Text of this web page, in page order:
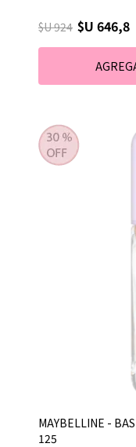
$U 924 $U 646,8
MAYBELLINE -
125